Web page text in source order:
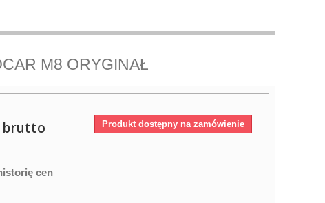
M8 ORYGINAŁ
cen
Produkt dostępny na zamówienie